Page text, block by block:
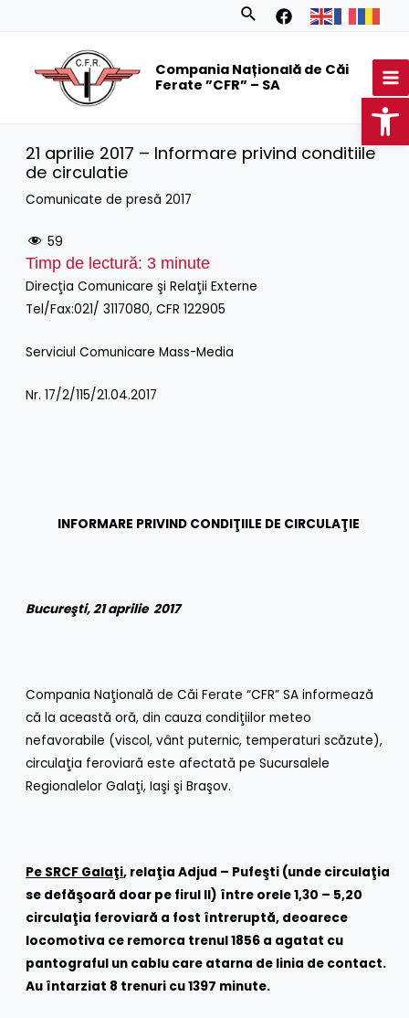
Search
Compania Națională de Căi
Ferate ”CFR” – SA
21 aprilie 2017 – Informare privind conditiile
de circulatie
Comunicate de presă 2017
59
Timp de lectură: 3 minute
Direcţia Comunicare şi Relaţii Externe
Tel/Fax:021/ 3117080, CFR 122905
Serviciul Comunicare Mass-Media
Nr. 17/2/115/21.04.2017
INFORMARE PRIVIND CONDIŢIILE DE CIRCULAŢIE
Bucureşti, 21 aprilie 2017
Compania Naţională de Căi Ferate “CFR” SA informează
că la această oră, din cauza condiţiilor meteo
nefavorabile (viscol, vânt puternic, temperaturi scăzute),
circulaţia feroviară este afectată pe Sucursalele
Regionalelor Galaţi, Iaşi şi Braşov.
Pe SRCF Galaţi, relaţia Adjud – Pufeşti (unde circulaţia
se defăşoară doar pe firul II) între orele 1,30 – 5,20
circulaţia feroviară a fost întreruptă, deoarece
locomotiva ce remorca trenul 1856 a agatat cu
pantograful un cablu care atarna de linia de contact.
Au întarziat 8 trenuri cu 1397 minute.